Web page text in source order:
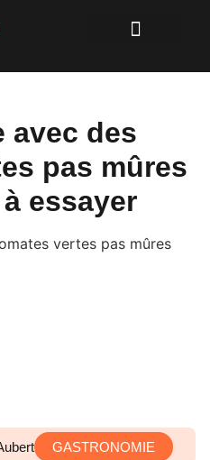
avec des
pas mûres
essayer
GASTRONOMIE